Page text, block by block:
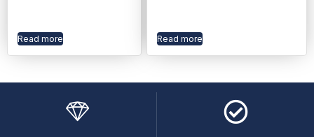
Read more Read more